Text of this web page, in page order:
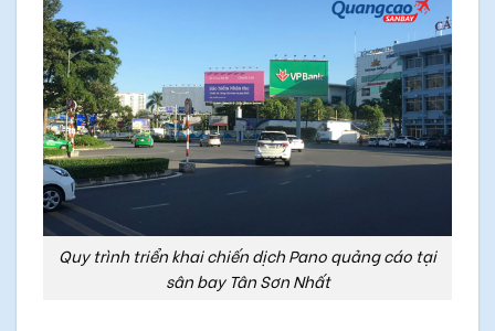
Quy trình triển khai chiến dịch Pano quảng cáo tại
sân bay Tân Sơn Nhất